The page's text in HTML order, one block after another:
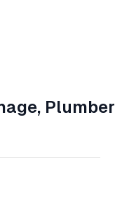
Plumber